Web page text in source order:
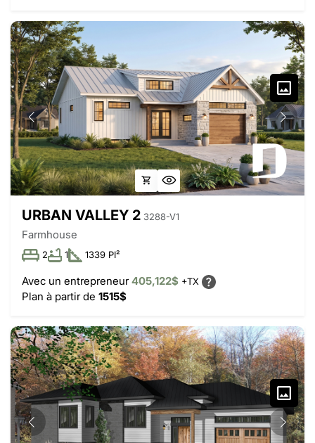
URBAN VALLEY 2 3288-V1
Farmhouse
2 1 1339 PI²
Avec un entrepreneur405,122$ +TX
Plan à partir de 1515$